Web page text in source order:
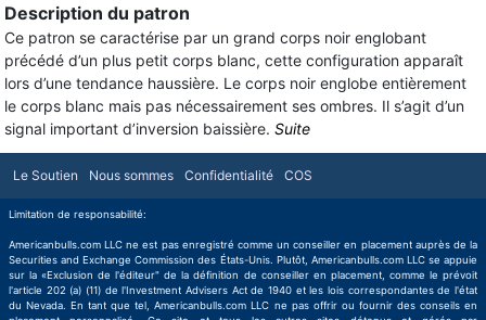
Description du patron
Ce patron se caractérise par un grand corps noir englobant
précédé d’un plus petit corps blanc, cette configuration apparaît
lors d’une tendance haussière. Le corps noir englobe entièrement
le corps blanc mais pas nécessairement ses ombres. Il s’agit d’un
signal important d’inversion baissière. Suite
Le Soutien Nous sommes Confidentialité COS
Limitation de responsabilité:
Americanbulls.com LLC ne est pas enregistré comme un conseiller en placement auprès de la
Securities and Exchange Commission des États-Unis. Plutôt, Americanbulls.com LLC se appuie
sur la «Exclusion de l'éditeur" de la définition de conseiller en placement, comme le prévoit
l'article 202 (a) (11) de l'Investment Advisers Act de 1940 et les lois correspondantes de l'état
du Nevada. En tant que tel, Americanbulls.com LLC ne pas offrir ou fournir des conseils en